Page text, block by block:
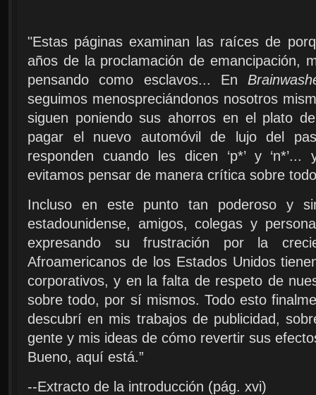
"Estas páginas examinan las raíces de
años de la proclamación de emancipación,
pensando como esclavos... En
seguimos menospreciándonos nosotros
siguen poniendo sus ahorros en el plato
pagar el nuevo automóvil de lujo del
responden cuando les dicen ‘p*’ y
evitamos pensar de manera crítica sobre
Incluso en este punto tan poderoso y
estadounidense, amigos, colegas y
expresando su frustración por la
Afroamericanos de los Estados Unidos
corporativos, y en la falta de respeto de
sobre todo, por sí mismos. Todo esto
descubrí en mis trabajos de publicidad,
gente y mis ideas de cómo revertir sus
Bueno, aquí está.”
--Extracto de la introducción (pág. xvi)